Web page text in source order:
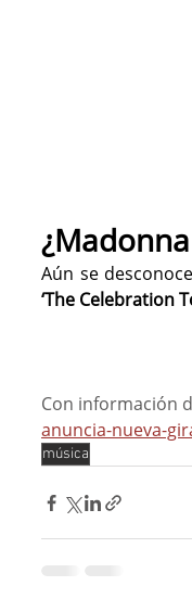
Aún se
‘The Celebration
Con información
anuncia-nueva-
música